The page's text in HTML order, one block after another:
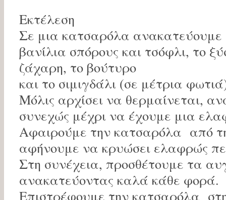
Εκτέλεση
Σε μια κατσαρόλα
βανίλια σπόρους και τσόφλι, το
ζάχαρη, το βούτυρο
και το σιμιγδάλι (σε μέτρια
Μόλις αρχίσει να θερμαίνεται,
συνεχώς μέχρι να έχουμε μια
Αφαιρούμε την κατσαρόλα από
αφήνουμε να κρυώσει ελαφρώς
Στη συνέχεια, προσθέτουμε τα
ανακατεύοντας καλά κάθε φορά.
Επιστρέφουμε την κατσαρόλα